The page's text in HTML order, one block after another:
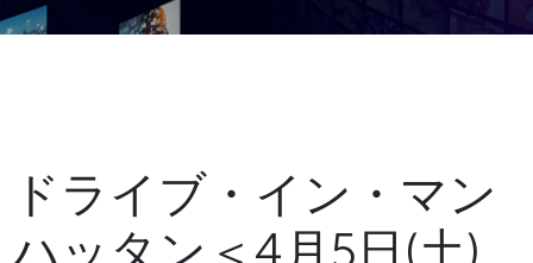
ドライブ・イン・マン
ハッタン＜4月5日(土)